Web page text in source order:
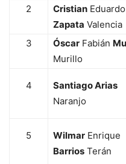
2 Cristian Eduardo
Zapata Valencia
3 Óscar Fabián
Murillo
4
Santiago Arias
Naranjo
5 Wilmar Enrique
Barrios Terán